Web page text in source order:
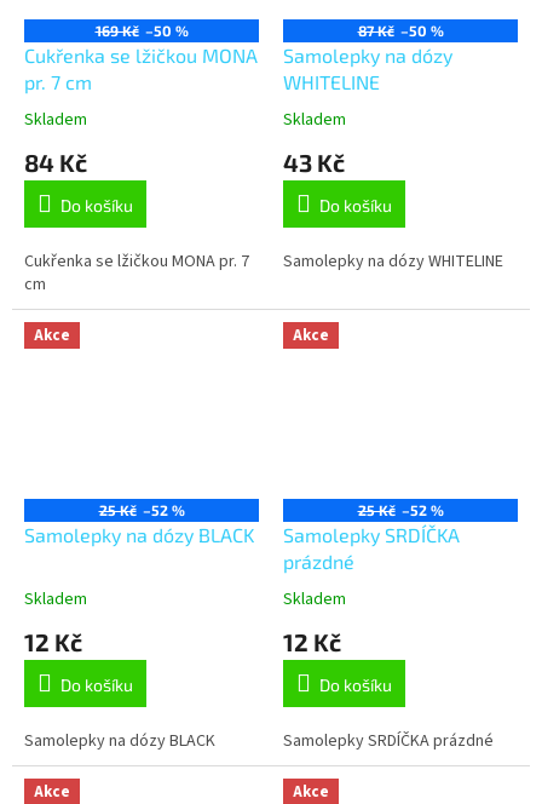
169 Kč –50 %
Cukřenka se lžičkou MONA
pr. 7 cm
Skladem
84 Kč
Do košíku
Cukřenka se lžičkou MONA pr. 7
cm
87 Kč –50 %
Samolepky na dózy
WHITELINE
Skladem
43 Kč
Do košíku
Samolepky na dózy WHITELINE
Akce
25 Kč –52 %
Samolepky na dózy BLACK
Skladem
12 Kč
Do košíku
Samolepky na dózy BLACK
Akce
25 Kč –52 %
Samolepky SRDÍČKA
prázdné
Skladem
12 Kč
Do košíku
Samolepky SRDÍČKA prázdné
Akce Akce